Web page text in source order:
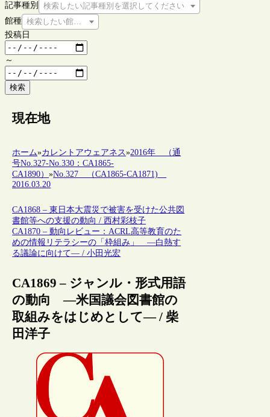
記事種別
検索したい記事種別を選択してください
館種 検索したい館種を選択してください
投稿日
～
検索
現在地
ホーム»カレントアウェアネス»2016年 （通
号No.327-No.330：CA1865-
CA1890）»No.327 （CA1865-CA1871)
2016.03.20
CA1868 – 東日本大震災で被害を受けた公共図
書館等への支援の動向 / 西村彩枝子
CA1870 – 動向レビュー：ACRL高等教育のた
めの情報リテラシーの「枠組み」 ―白熱す
る議論に向けて― / 小田光宏
CA1869 – ジャンル・形式用語
の動向 ―米国議会図書館の
取組みをはじめとして― / 柴
田洋子